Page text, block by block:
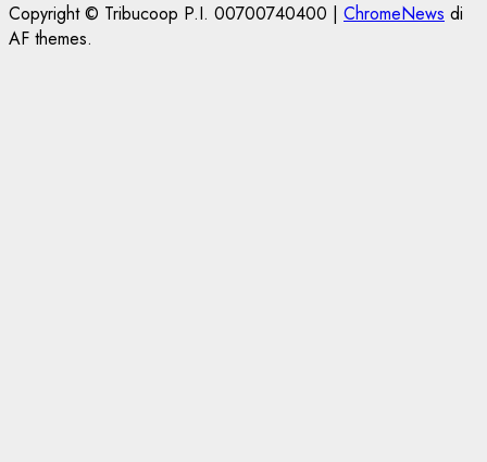
Copyright © Tribucoop P.I. 00700740400 | ChromeNews di
AF themes.